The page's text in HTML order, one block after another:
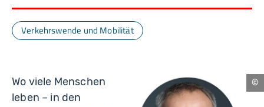
Verkehrswende und Mobilität
Wo viele Menschen
leben – in den